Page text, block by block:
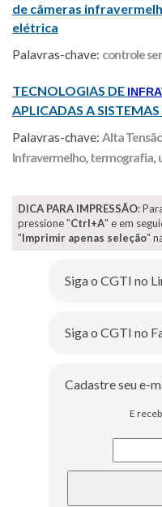
de câmeras
elétrica
Palavras-chave: controle
TECNOLOGIAS DE
APLICADAS A
Palavras-chave: Alta Tensão
Infravermelho, termografia,
DICA PARA IMPRESSÃO:
pressione "Ctrl+A" e em
"Imprimir apenas seleção"
Siga o CGTI no
Siga o CGTI no
Cadastre seu e-
E